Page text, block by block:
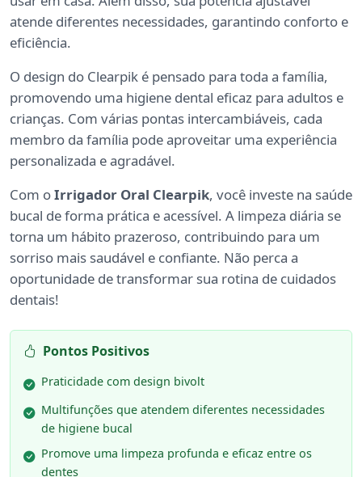
atende diferentes necessidades, garantindo conforto e
eficiência.
O design do Clearpik é pensado para toda a família,
promovendo uma higiene dental eficaz para adultos e
crianças. Com várias pontas intercambiáveis, cada
membro da família pode aproveitar uma experiência
personalizada e agradável.
Com oIrrigador Oral Clearpik, você investe na saúde
bucal de forma prática e acessível. A limpeza diária se
torna um hábito prazeroso, contribuindo para um
sorriso mais saudável e confiante. Não perca a
oportunidade de transformar sua rotina de cuidados
dentais!
Pontos Positivos
Praticidade com design bivolt
Multifunções que atendem diferentes necessidades
de higiene bucal
Promove uma limpeza profunda e eficaz entre os
dentes